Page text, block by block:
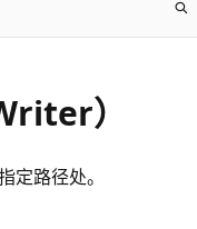
）
定路径处。